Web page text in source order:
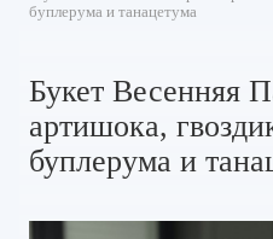
буплерума и танацетума
Букет Весенняя
артишока,
буплерума и